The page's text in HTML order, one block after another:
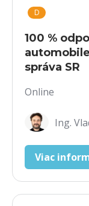
D
100 %
správa SR
Online
Ing.
Viac